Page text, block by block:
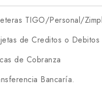
TIGO/Personal/
de Creditos o Debitos
de Cobranza
Bancaría.